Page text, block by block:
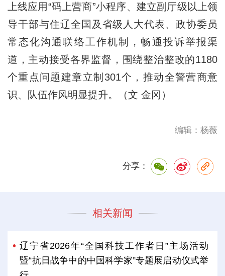
上线应用“码上营商”小程序、建立副厅级以上领
导干部与住辽全国及省级人大代表、政协委员
常态化沟通联络工作机制，畅通投诉举报渠
道，主动接受各界监督，围绕整治整改的1180
个重点问题建章立制301个，推动全警营商意
识、队伍作风明显提升。（文 金冈）
编辑：杨薇
分享：
相关新闻
辽宁省2026年“全国科技工作者日”主场活动
暨“抗日战争中的中国科学家”专题展启动仪式举